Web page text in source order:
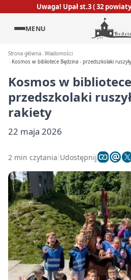
Uwaga! Upał st.3 ( 32
MENU
Strona główna Wiadomości
Kosmos w bibliotece Będzina - przedszkolaki
Kosmos w
przedszkolaki
rakiety
22 maja 2026
2 min czytania Udostępnij